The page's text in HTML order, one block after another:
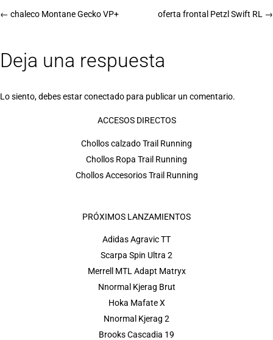
oferta frontal Petzl Swift RL →
← chaleco Montane Gecko VP+
Deja una respuesta
Lo siento, debes estarconectado para publicar un comentario.
ACCESOS DIRECTOS
Chollos calzado Trail Running
Chollos Ropa Trail Running
Chollos Accesorios Trail Running
PRÓXIMOS LANZAMIENTOS
Adidas Agravic TT
Scarpa Spin Ultra 2
Merrell MTL Adapt Matryx
Nnormal Kjerag Brut
Hoka Mafate X
Nnormal Kjerag 2
Brooks Cascadia 19